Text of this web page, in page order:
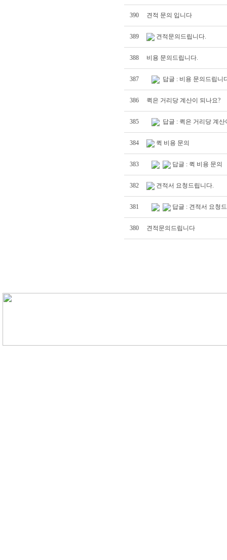
390 견적 문의 입니다
389 견적문의드립니다.
388 비용 문의드립니다.
387 답글 : 비용 문의드립니
386 퀵은 거리당 계산이 되나요?
385 답글 : 퀵은 거리당 계산
384 퀵 비용 문의
383 답글 : 퀵 비용 문의
382 견적서 요청드립니다.
381 답글 : 견적서 요청
380 견적문의드립니다